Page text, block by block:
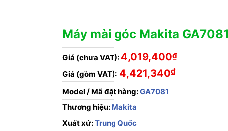
Máy mài góc Makita GA7081
Giá (chưa VAT): 4,019,400₫
Giá (gồm VAT): 4,421,340₫
Model / Mã đặt hàng:GA7081
Thương hiệu: Makita
Xuất xứ:Trung Quốc